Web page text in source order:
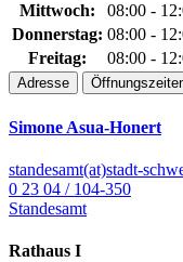
Mittwoch:
08:00 -
Donnerstag: 08:00 -
Freitag:
08:00 -
Adresse
Simone Asua-Honert
standesamt(at)stadt-
0 23 04 / 104-350
Standesamt
Rathaus I